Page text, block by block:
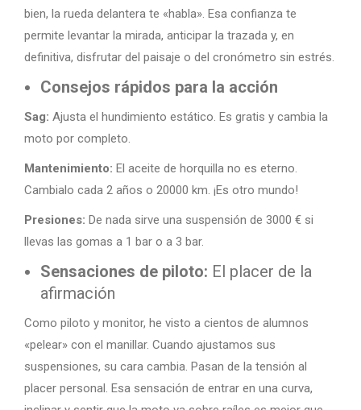
bien, la rueda delantera te «habla». Esa confianza te
permite levantar la mirada, anticipar la trazada y, en
definitiva, disfrutar del paisaje o del cronómetro sin estrés.
Consejos rápidos para la acción
Sag: Ajusta el hundimiento estático. Es gratis y cambia la
moto por completo.
Mantenimiento: El aceite de horquilla no es eterno.
Cambialo cada 2 años o 20000 km. ¡Es otro mundo!
Presiones: De nada sirve una suspensión de 3000 € si
llevas las gomas a 1 bar o a 3 bar.
Sensaciones de piloto: El placer de la
afirmación
Como piloto y monitor, he visto a cientos de alumnos
«pelear» con el manillar. Cuando ajustamos sus
suspensiones, su cara cambia. Pasan de la tensión al
placer personal. Esa sensación de entrar en una curva,